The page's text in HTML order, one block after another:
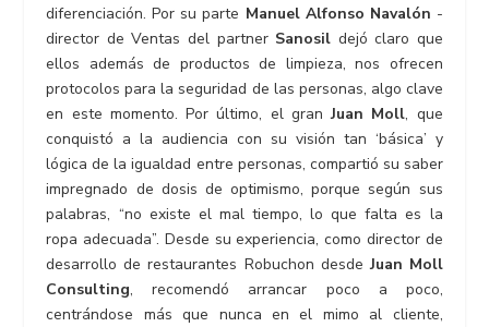
diferenciación. Por su parte Manuel Alfonso Navalón -
director de Ventas del partner Sanosil dejó claro que
ellos además de productos de limpieza, nos ofrecen
protocolos para la seguridad de las personas, algo clave
en este momento. Por último, el granJuan Moll, que
conquistó a la audiencia con su visión tan ‘básica’ y
lógica de la igualdad entre personas, compartió su saber
impregnado de dosis de optimismo, porque según sus
palabras, “no existe el mal tiempo, lo que falta es la
ropa adecuada”. Desde su experiencia, como director de
desarrollo de restaurantes Robuchon desdeJuan Moll
Consulting, recomendó arrancar poco a poco,
centrándose más que nunca en el mimo al cliente,